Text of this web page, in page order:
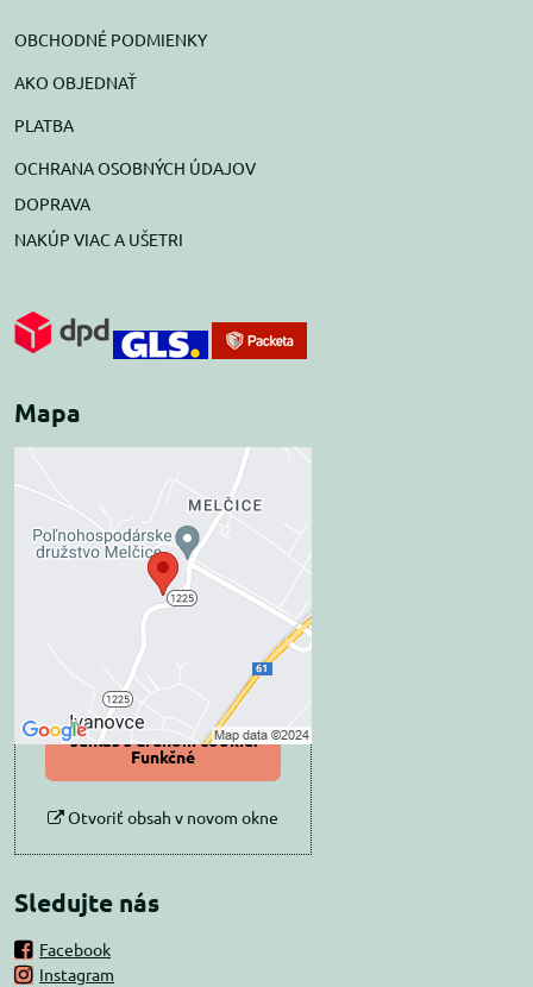
OBCHODNÉ PODMIENKY
AKO OBJEDNAŤ
PLATBA
OCHRANA OSOBNÝCH ÚDAJOV
DOPRAVA
NAKÚP VIAC A UŠETRI
Mapa
Externý obsah je
blokovaný Voľbami
súkromia
Prajete si načítať externý obsah?
Povoliť tentokrát
Povoliť a zapamätať -
súhlas s druhom cookie:
Funkčné
Otvoriť obsah v novom okne
Sledujte nás
Facebook
Instagram